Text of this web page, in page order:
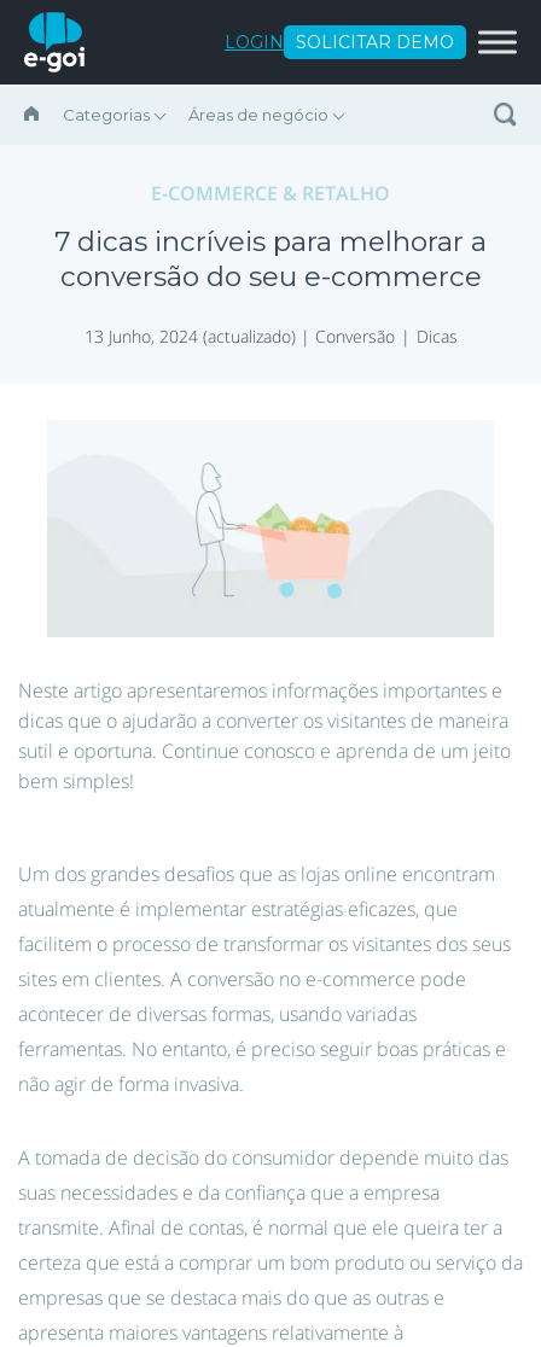
Ir para o conteúdo
LOGIN SOLICITAR DEMO
Categorias Áreas de negócio
E-COMMERCE & RETALHO
7 dicas incríveis para melhorar a
conversão do seu e-commerce
13 Junho, 2024 (actualizado) | Conversão Dicas
Neste artigo apresentaremos informações importantes e
dicas que o ajudarão a converter os visitantes de maneira
sutil e oportuna. Continue conosco e aprenda de um jeito
bem simples!
Um dos grandes desafios que as lojas online encontram
atualmente é implementar estratégias eficazes, que
facilitem o processo de transformar os visitantes dos seus
sites em clientes. A conversão no e-commerce pode
acontecer de diversas formas, usando variadas
ferramentas. No entanto, é preciso seguir boas práticas e
não agir de forma invasiva.
A tomada de decisão do consumidor depende muito das
suas necessidades e da confiança que a empresa
transmite. Afinal de contas, é normal que ele queira ter a
certeza que está a comprar um bom produto ou serviço da
empresas que se destaca mais do que as outras e
apresenta maiores vantagens relativamente à